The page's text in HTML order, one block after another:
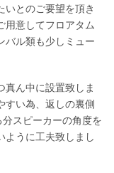
いとのご要望を頂き
用意してフロアタム
バル類も少しミュー
真ん中に設置致しま
すい為、返しの裏側
スピーカーの角度を
ように工夫致しまし